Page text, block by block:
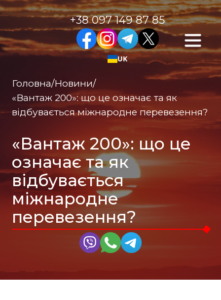
+38 097 149 87 85
UK
Головна/Новини/
«Вантаж 200»: що це означає та як
відбувається міжнародне перевезення?
«Вантаж 200»: що це
означає та як
відбувається
міжнародне
перевезення?